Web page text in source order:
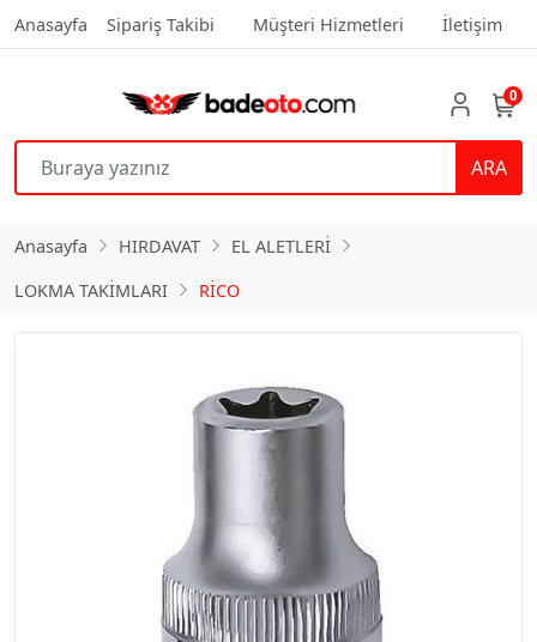
Anasayfa Sipariş Takibi Müşteri Hizmetleri İletişim
ARA
0
Anasayfa HIRDAVAT
EL ALETLERİ
LOKMA TAKİMLARI
RİCO